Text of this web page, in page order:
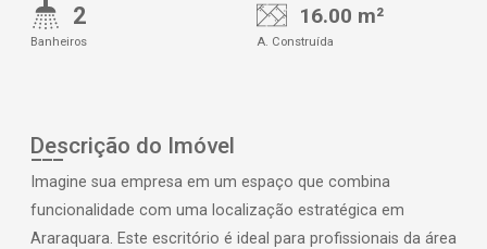
2
Banheiros
16.00 m²
A. Construída
Descrição do Imóvel
Imagine sua empresa em um espaço que combina
funcionalidade com uma localização estratégica em
Araraquara. Este escritório é ideal para profissionais da área